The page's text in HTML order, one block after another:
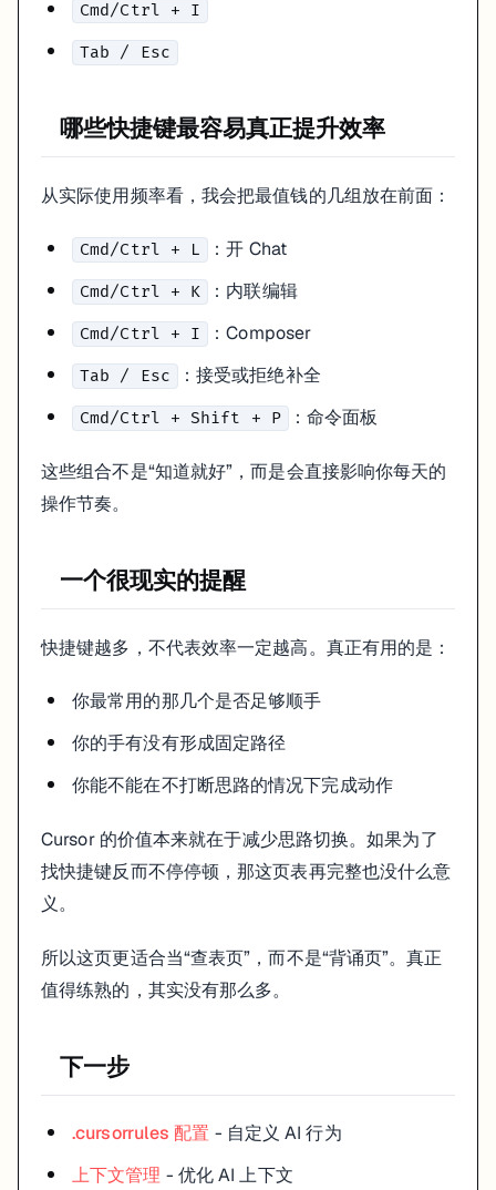
Cmd/Ctrl + I
Tab / Esc
哪些快捷键最容易真正提升效率
从实际使用频率看，我会把最值钱的几组放在前面：
Cmd/Ctrl + L ：开 Chat
Cmd/Ctrl + K ：内联编辑
Cmd/Ctrl + I ：Composer
Tab / Esc ：接受或拒绝补全
Cmd/Ctrl + Shift + P ：命令面板
这些组合不是“知道就好”，而是会直接影响你每天的
操作节奏。
一个很现实的提醒
快捷键越多，不代表效率一定越高。真正有用的是：
你最常用的那几个是否足够顺手
你的手有没有形成固定路径
你能不能在不打断思路的情况下完成动作
Cursor 的价值本来就在于减少思路切换。如果为了
找快捷键反而不停停顿，那这页表再完整也没什么意
义。
所以这页更适合当“查表页”，而不是“背诵页”。真正
值得练熟的，其实没有那么多。
下一步
.cursorrules 配置 - 自定义 AI 行为
上下文管理 - 优化 AI 上下文